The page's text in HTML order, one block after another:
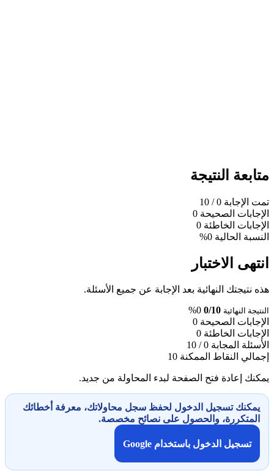
متابعة النتيجة
تمت الإجابة 0
/ 10
الإجابات الصحيحة 0
الإجابات الخاطئة 0
النسبة الحالية 0%
انتهى الاختبار
هذه نتيجتك النهائية بعد الإجابة عن جميع الأسئلة.
النتيجة النهائية 0/10
0%
الإجابات الصحيحة 0
الإجابات الخاطئة 0
الأسئلة المجابة 0 / 10
إجمالي النقاط الممكنة 10
يمكنك إعادة فتح الصفحة لبدء المحاولة من جديد.
يمكنك تسجيل الدخول لحفظ سجل محاولاتك، معرفة أخطائك
المتكررة، والحصول على نصائح مخصصة.
تسجيل الدخول باستخدام Google